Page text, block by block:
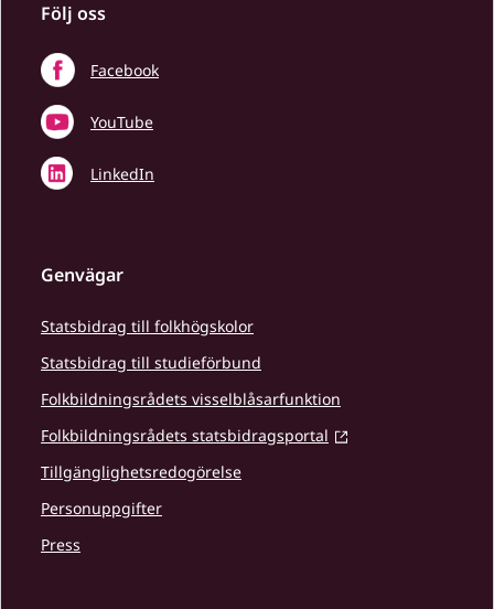
Följ oss
Facebook
YouTube
LinkedIn
Genvägar
Statsbidrag till folkhögskolor
Statsbidrag till studieförbund
Folkbildningsrådets visselblåsarfunktion
Folkbildningsrådets statsbidragsportal
Tillgänglighetsredogörelse
Personuppgifter
Press